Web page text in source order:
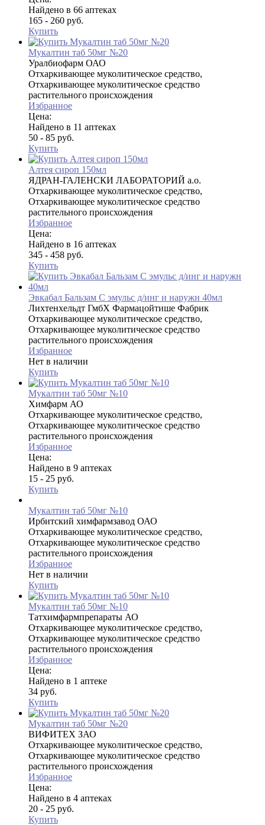
Найдено в 66 аптеках
165 - 260 руб.
Купить
Мукалтин таб 50мг №20
Уралбиофарм ОАО
Отхаркивающее муколитическое средство,
Отхаркивающее муколитическое средство
растительного происхождения
Избранное
Цена:
Найдено в 11 аптеках
50 - 85 руб.
Купить
Алтея сироп 150мл
ЯДРАН-ГАЛЕНСКИ ЛАБОРАТОРИЙ а.о.
Отхаркивающее муколитическое средство,
Отхаркивающее муколитическое средство
растительного происхождения
Избранное
Цена:
Найдено в 16 аптеках
345 - 458 руб.
Купить
Эвкабал Бальзам С эмульс д/инг и наружн 40мл
Лихтенхельдт ГмбХ Фармацойтише Фабрик
Отхаркивающее муколитическое средство,
Отхаркивающее муколитическое средство
растительного происхождения
Избранное
Нет в наличии
Купить
Мукалтин таб 50мг №10
Химфарм АО
Отхаркивающее муколитическое средство,
Отхаркивающее муколитическое средство
растительного происхождения
Избранное
Цена:
Найдено в 9 аптеках
15 - 25 руб.
Купить
Мукалтин таб 50мг №10
Ирбитский химфармзавод ОАО
Отхаркивающее муколитическое средство,
Отхаркивающее муколитическое средство
растительного происхождения
Избранное
Нет в наличии
Купить
Мукалтин таб 50мг №10
Татхимфармпрепараты АО
Отхаркивающее муколитическое средство,
Отхаркивающее муколитическое средство
растительного происхождения
Избранное
Цена:
Найдено в 1 аптеке
34 руб.
Купить
Мукалтин таб 50мг №20
ВИФИТЕХ ЗАО
Отхаркивающее муколитическое средство,
Отхаркивающее муколитическое средство
растительного происхождения
Избранное
Цена:
Найдено в 4 аптеках
20 - 25 руб.
Купить